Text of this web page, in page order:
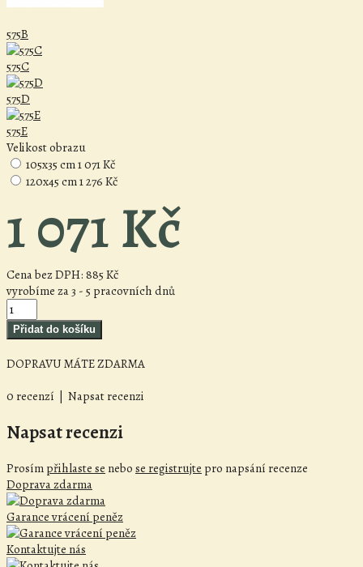
575B
575C
575D
575E
Velikost obrazu
105x35 cm1 071 Kč
120x45 cm1 276 Kč
1 071 Kč
Cena bez DPH: 885 Kč
vyrobíme za 3 - 5 pracovních dnů
DOPRAVU MÁTE ZDARMA
0 recenzí | Napsat recenzi
Napsat recenzi
Prosím přihlaste se nebo se registrujte pro napsání recenze
Doprava zdarma
Garance vrácení peněz
Kontaktujte nás